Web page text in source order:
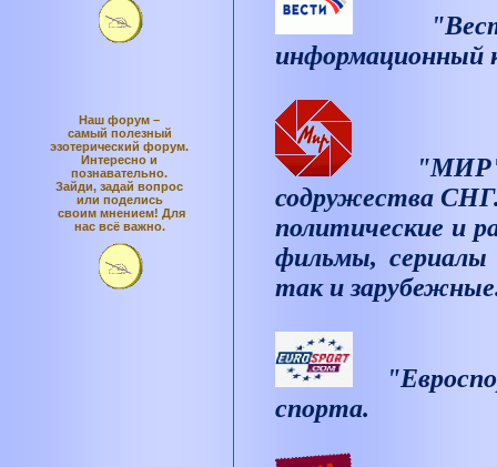
Наш форум –
самый полезный
эзотерический форум.
Интересно и
познавательно.
Зайди, задай вопрос
или поделись
своим мнением! Для
нас всё важно.
информационный
содружества
политические и
фильмы,
так и
спорта.